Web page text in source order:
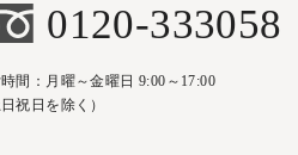
0120-333058
間：月曜～金曜日 9:00～17:00
日祝日を除く）